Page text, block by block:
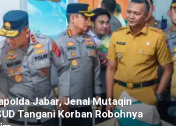
Jabar, Jenal Mutaqin
Tangani Korban Robohnya